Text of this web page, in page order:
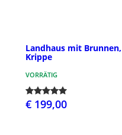
Landhaus mit
Krippe
VORRÄTIG
€ 199,00